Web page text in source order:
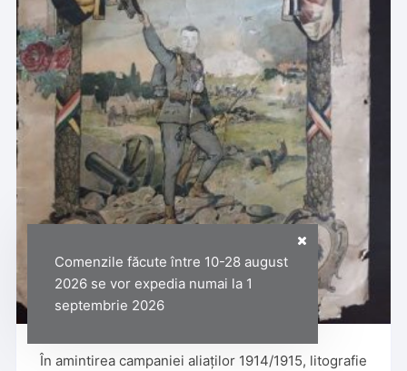
Comenzile făcute între 10-28 august
2026 se vor expedia numai la 1
septembrie 2026
În amintirea campaniei aliaților 1914/1915, litografie